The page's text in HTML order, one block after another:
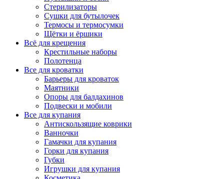
Стерилизаторы
Сушки для бутылочек
Термосы и термосумки
Щётки и ёршики
Всё для крещения
Крестильные наборы
Полотенца
Все для кроватки
Барьеры для кроваток
Маятники
Опоры для балдахинов
Подвески и мобили
Все для купания
Антискользящие коврики
Ванночки
Гамачки для купания
Горки для купания
Губки
Игрушки для купания